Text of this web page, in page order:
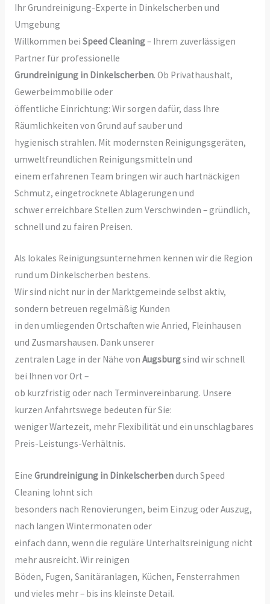
Ihr Grundreinigung-Experte in Dinkelscherben und
Umgebung
Willkommen bei Speed Cleaning– Ihrem zuverlässigen
Partner für professionelle
Grundreinigung in Dinkelscherben. Ob Privathaushalt,
Gewerbeimmobilie oder
öffentliche Einrichtung: Wir sorgen dafür, dass Ihre
Räumlichkeiten von Grund auf sauber und
hygienisch strahlen. Mit modernsten Reinigungsgeräten,
umweltfreundlichen Reinigungsmitteln und
einem erfahrenen Team bringen wir auch hartnäckigen
Schmutz, eingetrocknete Ablagerungen und
schwer erreichbare Stellen zum Verschwinden – gründlich,
schnell und zu fairen Preisen.
Als lokales Reinigungsunternehmen kennen wir die Region
rund um Dinkelscherben bestens.
Wir sind nicht nur in der Marktgemeinde selbst aktiv,
sondern betreuen regelmäßig Kunden
in den umliegenden Ortschaften wie Anried, Fleinhausen
und Zusmarshausen. Dank unserer
zentralen Lage in der Nähe von Augsburgsind wir schnell
bei Ihnen vor Ort –
ob kurzfristig oder nach Terminvereinbarung. Unsere
kurzen Anfahrtswege bedeuten für Sie:
weniger Wartezeit, mehr Flexibilität und ein unschlagbares
Preis-Leistungs-Verhältnis.
Eine Grundreinigung in Dinkelscherbendurch Speed
Cleaning lohnt sich
besonders nach Renovierungen, beim Einzug oder Auszug,
nach langen Wintermonaten oder
einfach dann, wenn die reguläre Unterhaltsreinigung nicht
mehr ausreicht. Wir reinigen
Böden, Fugen, Sanitäranlagen, Küchen, Fensterrahmen
und vieles mehr – bis ins kleinste Detail.